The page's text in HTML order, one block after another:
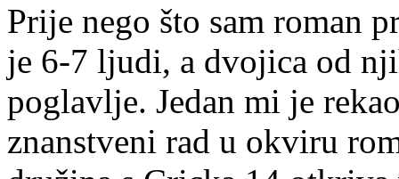
Prije nego što sam roman
je 6-7 ljudi, a dvojica od
poglavlje. Jedan mi je
znanstveni rad u okviru